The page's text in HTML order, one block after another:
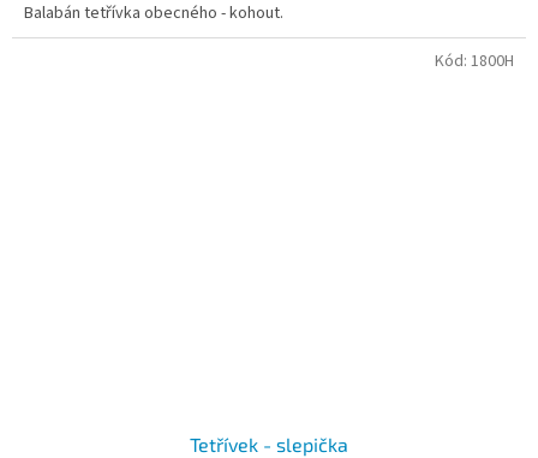
Balabán tetřívka obecného - kohout.
Tetřívek - slepička
Kód: 1800H